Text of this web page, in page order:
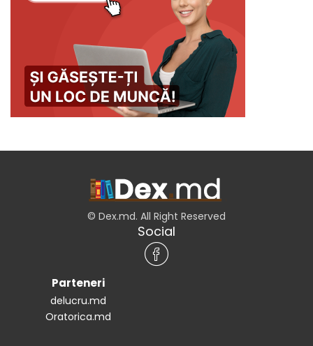
© Dex.md. All Right Reserved
Social
Parteneri
delucru.md
Oratorica.md